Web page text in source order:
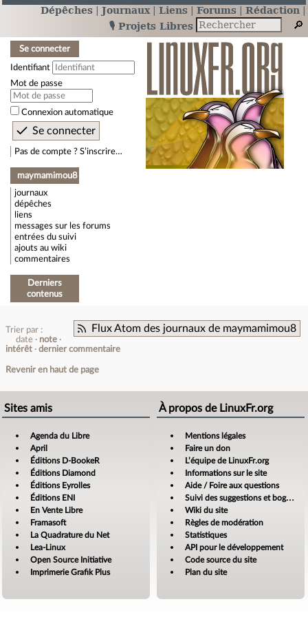
Dépêches Journaux Liens Forums
Rédaction
🎙️ Projets Libres
Se connecter
Identifiant
Mot de passe
Connexion automatique
Pas de compte ? S’inscrire…
maymamimou8
journaux
dépêches
liens
messages sur les forums
entrées du suivi
ajouts au wiki
commentaires
Derniers
contenus
Flux Atom des journaux de maymamimou8
Trier par :
date
note
intérêt
dernier commentaire
Revenir en haut de page
Sites amis
Agenda du Libre
April
Éditions D-BookeR
Éditions Diamond
Éditions Eyrolles
Éditions ENI
En Vente Libre
Framasoft
La Quadrature du Net
Lea-Linux
Open Source Initiative
Imprimerie Grafik Plus
À propos de LinuxFr.org
Mentions légales
Faire un don
L’équipe de LinuxFr.org
Informations sur le site
Aide / Foire aux questions
Suivi des suggestions et bogues
Wiki du site
Règles de modération
Statistiques
API pour le développement
Code source du site
Plan du site